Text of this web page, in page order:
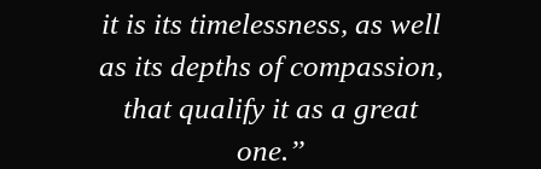
it is its timelessness, as well
as its depths of compassion,
that qualify it as a great
one.”